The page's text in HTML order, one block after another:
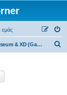
εμάς
Colosseum & XD (Gamecube)